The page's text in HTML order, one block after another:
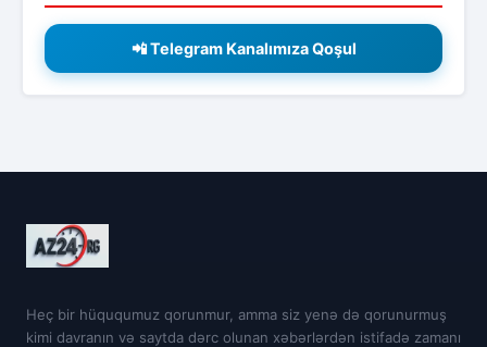
📲 Telegram Kanalımıza Qoşul
Heç bir hüququmuz qorunmur, amma siz yenə də qorunurmuş
kimi davranın və saytda dərc olunan xəbərlərdən istifadə zamanı